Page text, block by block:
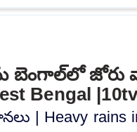
బెంగాల్‌లో జోరు
Bengal
| Heavy rains